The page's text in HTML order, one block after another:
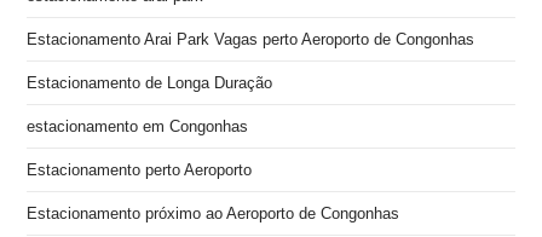
Estacionamento Arai Park Vagas perto Aeroporto de Congonhas
Estacionamento de Longa Duração
estacionamento em Congonhas
Estacionamento perto Aeroporto
Estacionamento próximo ao Aeroporto de Congonhas